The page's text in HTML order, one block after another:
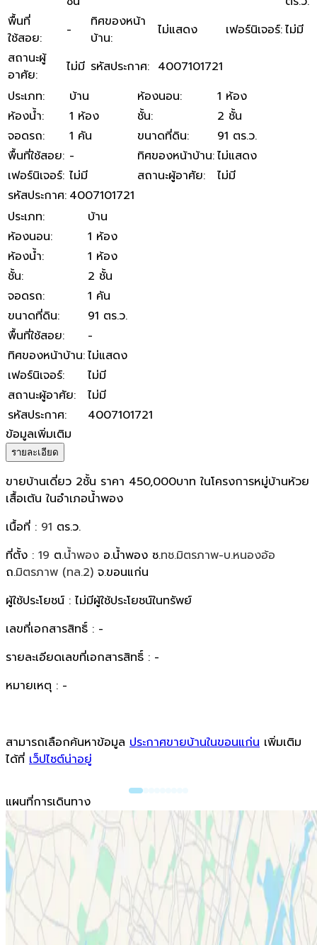
พื้นที่
ใช้สอย: -
ทิศของหน้า
บ้าน: ไม่แสดง เฟอร์นิเจอร์:ไม่มี
สถานะผู้
อาศัย: ไม่มี รหัสประกาศ: 4007101721
ประเภท: บ้าน ห้องนอน:
1 ห้อง
ห้องน้ำ: 1 ห้อง ชั้น:
2 ชั้น
จอดรถ: 1 คัน ขนาดที่ดิน:
91 ตร.ว.
พื้นที่ใช้สอย: - ทิศของหน้าบ้าน:ไม่แสดง
เฟอร์นิเจอร์: ไม่มี สถานะผู้อาศัย:
ไม่มี
รหัสประกาศ: 4007101721
ประเภท:
บ้าน
ห้องนอน:
1 ห้อง
ห้องน้ำ:
1 ห้อง
ชั้น:
2 ชั้น
จอดรถ:
1 คัน
ขนาดที่ดิน:
91 ตร.ว.
พื้นที่ใช้สอย:
-
ทิศของหน้าบ้าน:ไม่แสดง
เฟอร์นิเจอร์:
ไม่มี
สถานะผู้อาศัย:
ไม่มี
รหัสประกาศ:
4007101721
ข้อมูลเพิ่มเติม
รายละเอียด
ขายบ้านเดี่ยว 2ชั้น ราคา 450,000บาท ในโครงการหมู่บ้านห้วย
เสื้อเต้น ในอำเภอน้ำพอง
เนื้อที่ : 91 ตร.ว.
ที่ตั้ง : 19 ต.น้ำพอง อ.น้ำพอง ซ.ทช.มิตรภาพ-บ.หนองอ้อ
ถ.มิตรภาพ (ทล.2) จ.ขอนแก่น
ผู้ใช้ประโยชน์ : ไม่มีผู้ใช้ประโยชน์ในทรัพย์
เลขที่เอกสารสิทธิ์ : -
รายละเอียดเลขที่เอกสารสิทธิ์ : -
หมายเหตุ : -
สามารถเลือกค้นหาข้อมูล ประกาศขายบ้านในขอนแก่น เพิ่มเติม
ได้ที่ เว็ปไซต์น่าอยู่
แผนที่การเดินทาง